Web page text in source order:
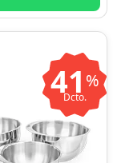
41 %
Dcto.